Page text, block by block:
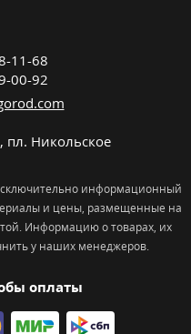
оплаты
11-68
00-92
, пл. Никольcкое
информационный
и цены, размещенные на
Информацию о товарах, их
у наших менеджеров.